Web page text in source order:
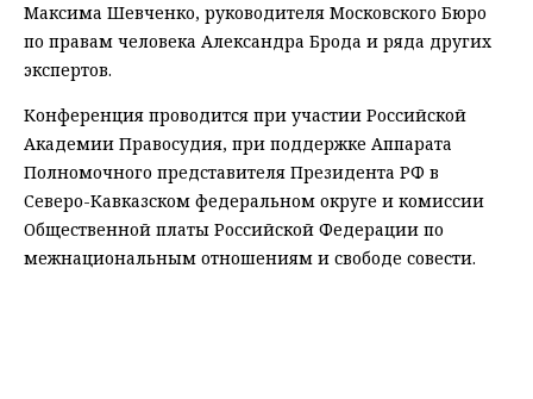
Максима Шевченко, руководителя Московского Бюро
по правам человека Александра Брода и ряда других
экспертов.
Конференция проводится при участии Российской
Академии Правосудия, при поддержке Аппарата
Полномочного представителя Президента РФ в
Северо-Кавказском федеральном округе и комиссии
Общественной платы Российской Федерации по
межнациональным отношениям и свободе совести.